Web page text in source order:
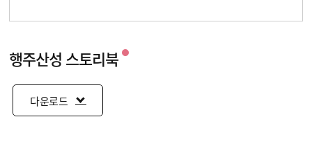
행주산성 스토리북
다운로드